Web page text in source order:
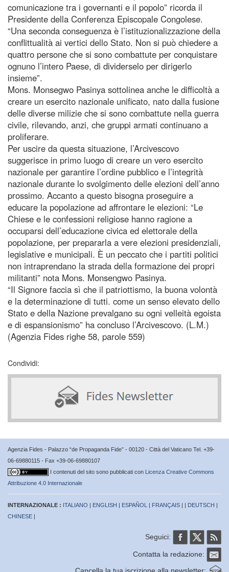
comunicazione tra i governanti e il popolo” ricorda il
Presidente della Conferenza Episcopale Congolese.
“Una seconda conseguenza è l’istituzionalizzazione della
conflittualità ai vertici dello Stato. Non si può chiedere a
quattro persone che si sono combattute per conquistare
ognuno l’intero Paese, di dividerselo per dirigerlo
insieme”.
Mons. Monsegwo Pasinya sottolinea anche le difficoltà a
creare un esercito nazionale unificato, nato dalla fusione
delle diverse milizie che si sono combattute nella guerra
civile, rilevando, anzi, che gruppi armati continuano a
proliferare.
Per uscire da questa situazione, l’Arcivescovo
suggerisce in primo luogo di creare un vero esercito
nazionale per garantire l’ordine pubblico e l’integrità
nazionale durante lo svolgimento delle elezioni dell’anno
prossimo. Accanto a questo bisogna proseguire a
educare la popolazione ad affrontare le elezioni: “Le
Chiese e le confessioni religiose hanno ragione a
occuparsi dell’educazione civica ed elettorale della
popolazione, per prepararla a vere elezioni presidenziali,
legislative e municipali. È un peccato che i partiti politici
non intraprendano la strada della formazione dei propri
militanti” nota Mons. Monsengwo Pasinya.
“Il Signore faccia sì che il patriottismo, la buona volontà
e la determinazione di tutti. come un senso elevato dello
Stato e della Nazione prevalgano su ogni velleità egoista
e di espansionismo” ha concluso l’Arcivescovo. (L.M.)
(Agenzia Fides righe 58, parole 559)
Condividi:
Agenzia Fides - Palazzo “de Propaganda Fide” - 00120 - Città del Vaticano Tel. +39-
06-69880115 - Fax +39-06-69880107
I contenuti del sito sono pubblicati con Licenza Creative Commons
Attribuzione 4.0 Internazionale
INTERNAZIONALE : ITALIANO | ENGLISH | ESPAÑOL | FRANÇAIS | | DEUTSCH |
CHINESE |
Seguici:
Contatta la redazione: